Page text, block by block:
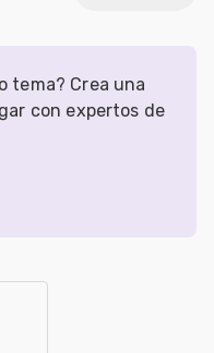
tema? Crea una
con expertos de